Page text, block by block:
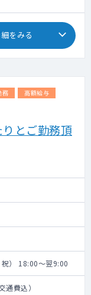
をみる
務
高額給与
とご勤務頂
） 18:00～翌9:00
費込）